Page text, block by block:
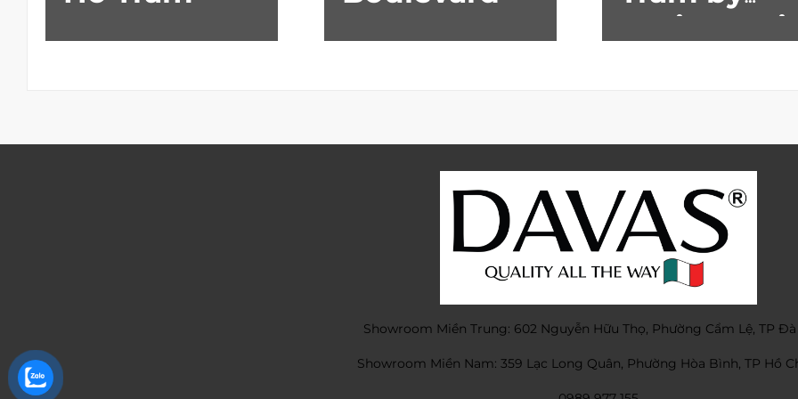
Fusion –
Showroom Miền Trung: 602 Nguyễn Hữu Thọ, Phường Cẩm Lệ, TP
Showroom Miền Nam: 359 Lạc Long Quân, Phường Hòa Bình, TP Hồ